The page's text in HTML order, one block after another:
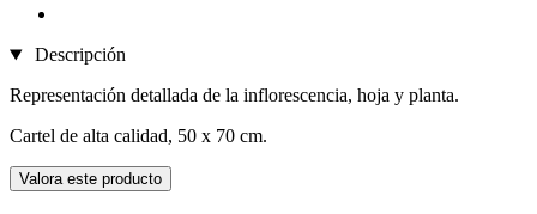
Descripción
Representación detallada de la inflorescencia, hoja y planta.
Cartel de alta calidad, 50 x 70 cm.
Valora este producto